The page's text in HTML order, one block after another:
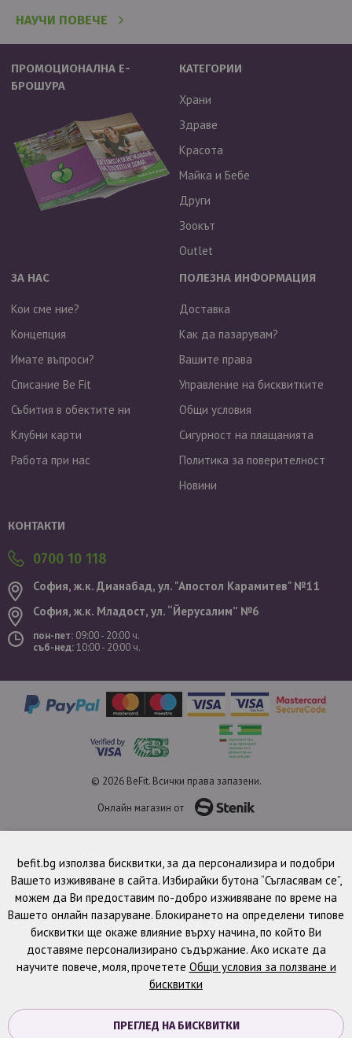
НАУЧИ ПОВЕЧЕ
ПРОМОЦИОНАЛНА Е-
БРОШУРА
КАТЕГОРИИ
Храни
Здраве
Красота
Майка и Бебе
Други
Зоокът
Outlet
ЗА НАС
Кои сме ние?
Концепция
Имате въпроси?
Списание Be Fit
Събития в обектите ни
Клубни карти
Работа при нас
ПОЛЕЗНА ИНФОРМАЦИЯ
Доставка
Как да пазарувам?
Вашите права
Управление на бисквитките
Общи условия
Сигурност на плащанията
Политика за поверителност
Новини
КОНТАКТИ
0700 10 118
София, ж.к. Дианабад, ул. "Aпостол Карамитев" №11
София, ж.к. Младост, ул. “Йерусалим” №6
пон-пет: 09:00 - 20:00 ч.
съб-нед:10:00 - 20:00 ч.
© 2026 BeFit. Всички права запазени.
Онлайн магазин от
befit.bg използва бисквитки, за да персонализира и подобри
Вашето изживяване в сайта. Избирайки бутона “Съгласявам се”,
можем да Ви предоставим по-добро изживяване по време на
Вашето онлайн пазаруване. Блокирането на определени типове
бисквитки ще окаже влияние върху начина, по който Ви
доставяме персонализирано съдържание. Ако искате да
научите повече, моля, прочетете Общи условия за ползване и
бисквитки
ПРЕГЛЕД НА БИСКВИТКИ